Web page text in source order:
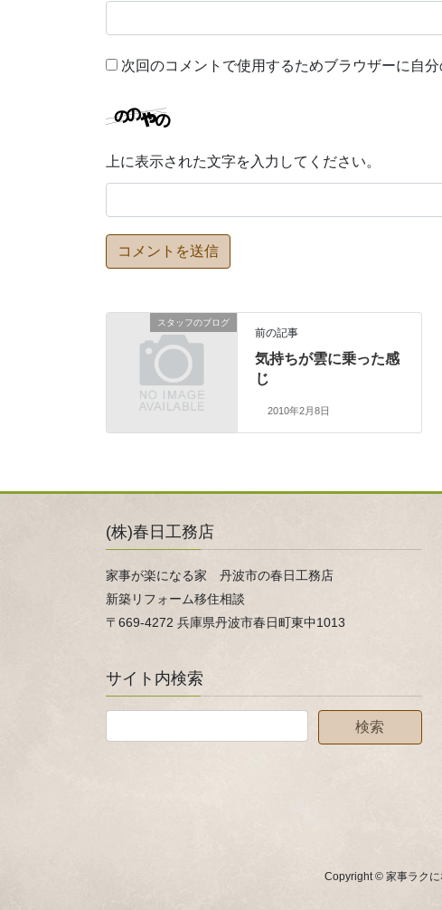
次回のコメントで使用するためブラウザーに自
上に表示された文字を入力してください。
スタッフのブログ
前の記事
気持ちが雲に乗った感
じ
2010年2月8日
(株)春日工務店
家事が楽になる家 丹波市の春日工務店
新築リフォーム移住相談
〒669-4272 兵庫県丹波市春日町東中1013
サイト内検索
Copyright © 家事ラク